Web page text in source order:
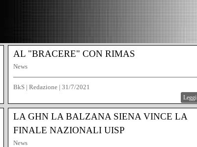
AL "BRACERE" CON RIMAS
News
BkS | Redazione | 31/7/2021
Leggi
LA GHN LA BALZANA SIENA VINCE LA
FINALE NAZIONALI UISP
News